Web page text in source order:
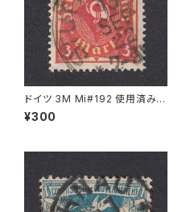
ドイツ 3M Mi#192 使用済み切
手｜STUTTGART 13.SEP.19
22
¥300